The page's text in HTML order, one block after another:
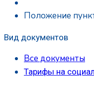
Положение
Вид документов
Все документы
Тарифы на